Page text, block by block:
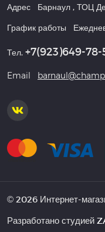
Адрес Барнаул , ТОЦ
График работы
Тел. +7(923)649-78-
Email
© 2026 Интернет-
Разработано студией